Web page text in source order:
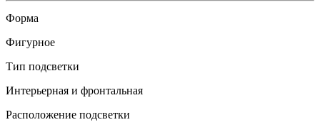
Форма
Фигурное
Тип подсветки
Интерьерная и фронтальная
Расположение подсветки